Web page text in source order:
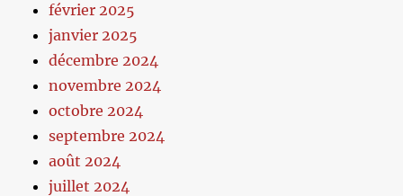
février 2025
janvier 2025
décembre 2024
novembre 2024
octobre 2024
septembre 2024
août 2024
juillet 2024